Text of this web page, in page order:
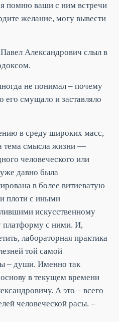
помню ваши с ним встречи
желание, могу вывести
Александрович слыл в
не понимал – почему
его смущало и заставляло
в среду широких масс,
тема смысла жизни —
человеческого или
давно была
в более витиеватую
плоти с иными
искусственному
платформу с ними. И,
лабораторная практика
той самой
– души. Именно так
в текущем времени
А это – всего
человеческой расы. –